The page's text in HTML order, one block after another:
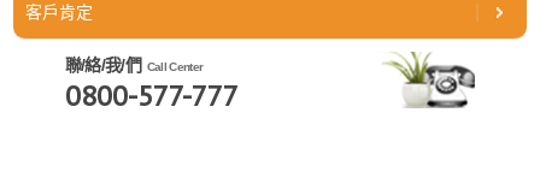
客戶肯定
聯/絡/我/們 Call Center
0800-577-777